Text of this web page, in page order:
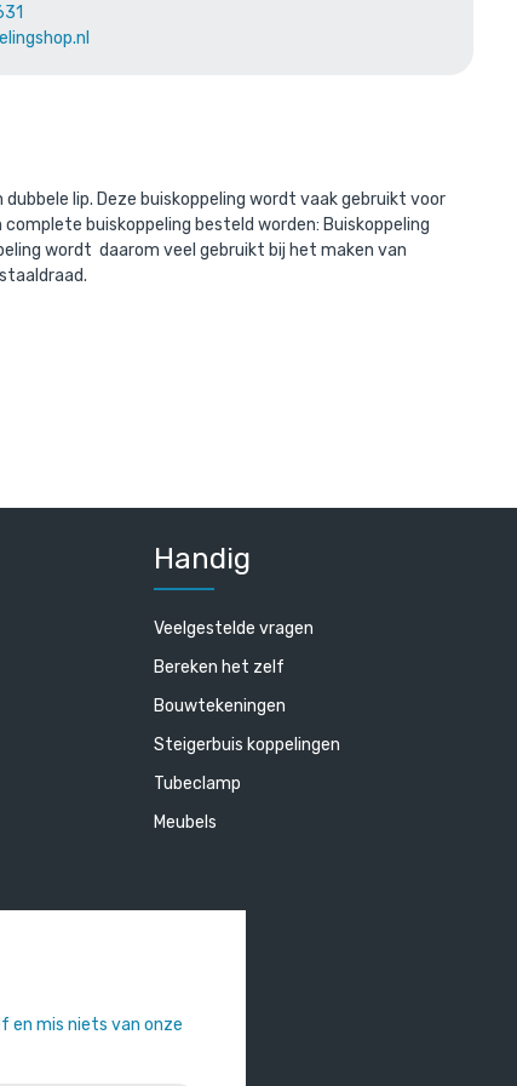
lip. Deze buiskoppeling wordt vaak gebruikt voor
buiskoppeling besteld worden: Buiskoppeling
wordt daarom veel gebruikt bij het maken van
en mis niets van onze
Handig
Veelgestelde vragen
Bereken het zelf
Bouwtekeningen
Steigerbuis koppelingen
Tubeclamp
Meubels